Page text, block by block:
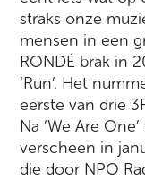
straks onze
mensen in een
RONDÉ brak in
‘Run’. Het
eerste van drie
Na ‘We Are
verscheen in
die door NPO